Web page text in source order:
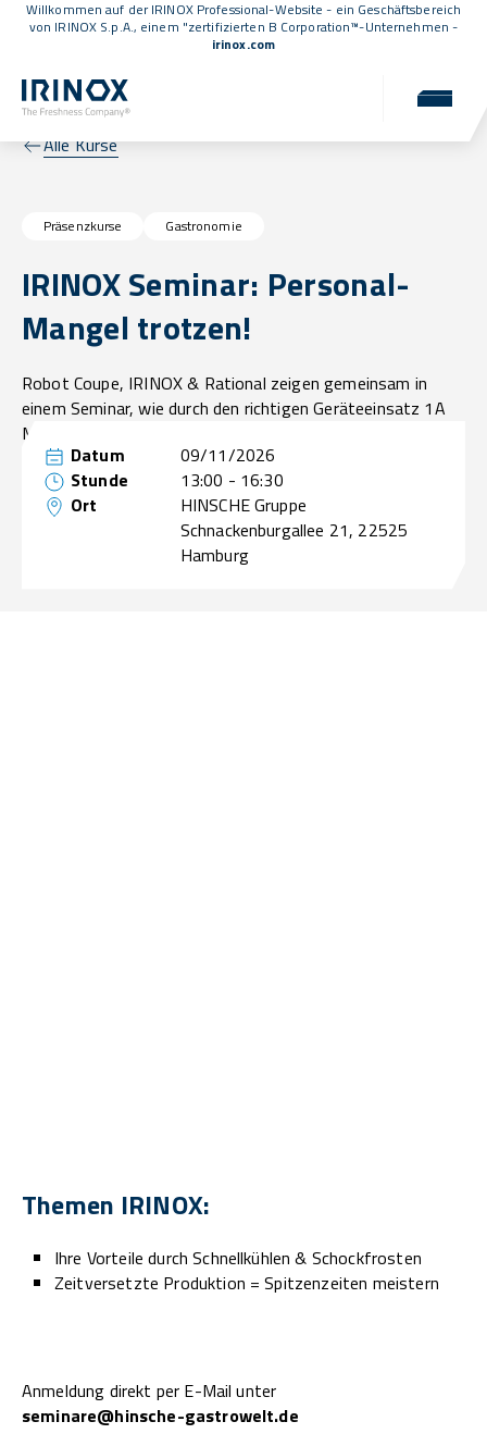
Willkommen auf der IRINOX Professional-Website - ein Geschäftsbereich
von IRINOX S.p.A., einem "zertifizierten B Corporation™-Unternehmen -
irinox.com
Alle Kurse
Präsenzkurse Gastronomie
IRINOX Seminar: Personal-
Mangel trotzen!
Robot Coupe, IRINOX & Rational zeigen gemeinsam in
einem Seminar, wie durch den richtigen Geräteeinsatz 1A
Menüs ohne großen Personaleinsatz gezaubert werden
können.Datum
09/11/2026
Stunde
13:00 - 16:30
Ort
HINSCHE Gruppe
Schnackenburgallee 21, 22525
Hamburg
Themen IRINOX:
Ihre Vorteile durch Schnellkühlen & Schockfrosten
Zeitversetzte Produktion = Spitzenzeiten meistern
Anmeldung direkt per E-Mail unter
seminare@hinsche-gastrowelt.de